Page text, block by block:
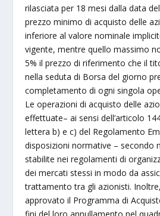
rilasciata per 18 mesi dalla data
prezzo minimo di acquisto delle
inferiore al valore nominale
vigente, mentre quello massimo
5% il prezzo di riferimento che il
nella seduta di Borsa del giorno
completamento di ogni singola
Le operazioni di acquisto delle
effettuate– ai sensi dell’articolo
lettera b) e c) del Regolamento
disposizioni normative – secondo
stabilite nei regolamenti di
dei mercati stessi in modo da
trattamento tra gli azionisti. Inoltre,
approvato il Programma di